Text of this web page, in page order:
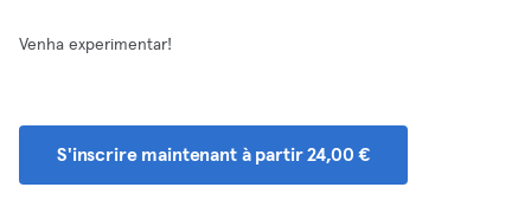
Venha experimentar!
S'inscrire maintenant à partir 24,00 €